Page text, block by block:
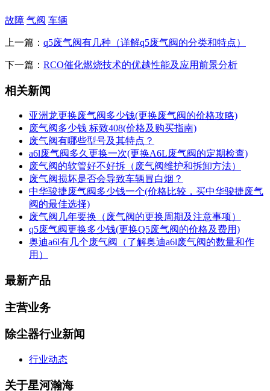
故障 气阀 车辆
上一篇： q5废气阀有几种（详解q5废气阀的分类和特点）
下一篇： RCO催化燃烧技术的优越性能及应用前景分析
相关新闻
亚洲龙更换废气阀多少钱(更换废气阀的价格攻略)
废气阀多少钱 标致408(价格及购买指南)
废气阀有哪些型号及其特点？
a6l废气阀多久更换一次(更换A6L废气阀的定期检查)
废气阀的软管好不好拆（废气阀维护和拆卸方法）
废气阀损坏是否会导致车辆冒白烟？
中华骏捷废气阀多少钱一个(价格比较，买中华骏捷废气
阀的最佳选择)
废气阀几年要换（废气阀的更换周期及注意事项）
q5废气阀更换多少钱(更换Q5废气阀的价格及费用)
奥迪a6l有几个废气阀（了解奥迪a6l废气阀的数量和作
用）
最新产品
主营业务
除尘器行业新闻
行业动态
关于星河瀚海